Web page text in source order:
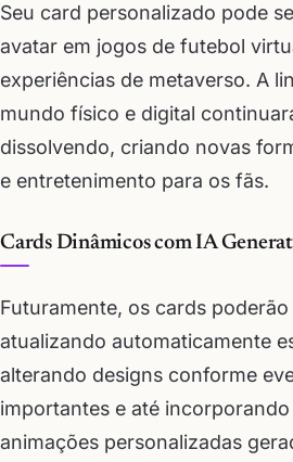
Seu card personalizado pode
avatar em jogos de futebol
experiências de metaverso. A
mundo físico e digital
dissolvendo, criando novas
e entretenimento para os fãs.
Cards Dinâmicos com IA
Futuramente, os cards
atualizando automaticamente
alterando designs conforme
importantes e até
animações personalizadas